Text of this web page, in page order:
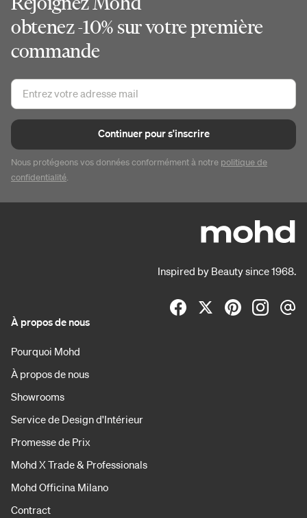
obtenez -10% sur votre première
commande
Continuer pour s'inscrire
Nous protégeons vos données conformément à notre politique de
confidentialité.
Inspired by Beauty since 1968.
À propos de nous
Pourquoi Mohd
À propos de nous
Showrooms
Service de Design d'Intérieur
Promesse de Prix
Mohd X Trade & Professionals
Mohd Officina Milano
Contract